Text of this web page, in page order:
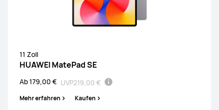
11 Zoll
HUAWEI MatePad SE
Ab 179,00 € UVP219,00 €
Mehr erfahren Kaufen